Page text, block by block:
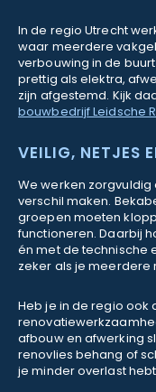
In de regio Utrecht
waar meerdere
verbouwing in de
prettig als elektra,
zijn afgestemd. Kijk
bouwbedrijf Leidsche
VEILIG, NETJES
We werken
verschil maken.
groepen moeten
functioneren. Daarbij
én met de technische
zeker als je meerdere
Heb je in de regio
afbouw en afwerking
renovlies behang of
je minder overlast